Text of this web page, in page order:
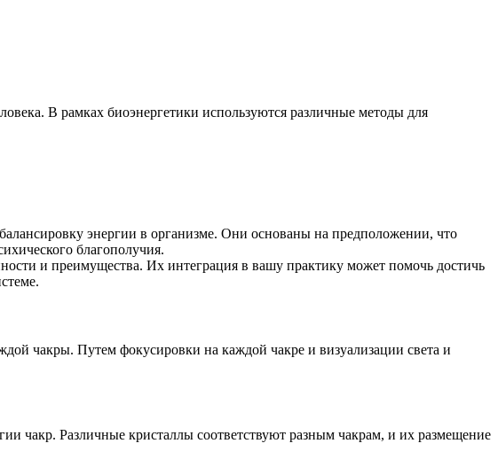
В рамках биоэнергетики используются различные методы для
энергии в организме. Они основаны на предположении, что
благополучия.
и преимущества. Их интеграция в вашу практику может помочь достичь
чакры. Путем фокусировки на каждой чакре и визуализации света и
чакр. Различные кристаллы соответствуют разным чакрам, и их размещение